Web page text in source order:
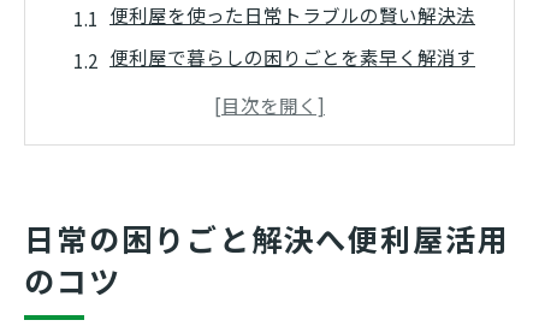
便利屋を使った日常トラブルの賢い解決法
便利屋で暮らしの困りごとを素早く解消す
受ける
便利屋のサービス範囲と使い分けのポイン
日常の困りごと解決へ便利屋活用
のコツ